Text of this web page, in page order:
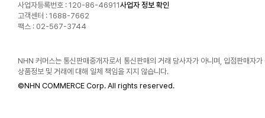
사업자등록번호 : 120-86-46911사업자 정보 확인
고객센터 : 1688-7662
팩스 : 02-567-3744
NHN 커머스는 통신판매중개자로서 통신판매의 거래 당사자가 아니며, 입점판매자가
상품정보 및 거래에 대해 일체 책임을 지지 않습니다.
©NHN COMMERCE Corp. All rights reserved.